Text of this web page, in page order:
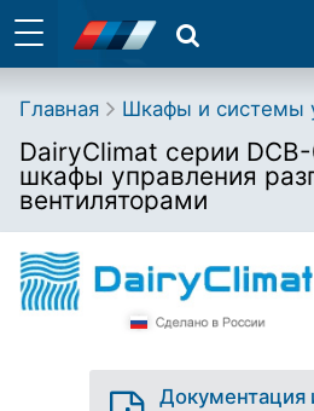
Главная Шкафы и системы
DairyClimat серии
шкафы управления
вентиляторами
Документация